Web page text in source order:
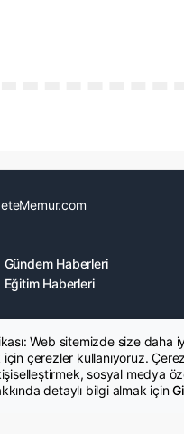
Gündem Haberleri
Eğitim Haberleri
Web sitemizde size daha
çerezler kullanıyoruz.
sosyal medya
detaylı bilgi almak için